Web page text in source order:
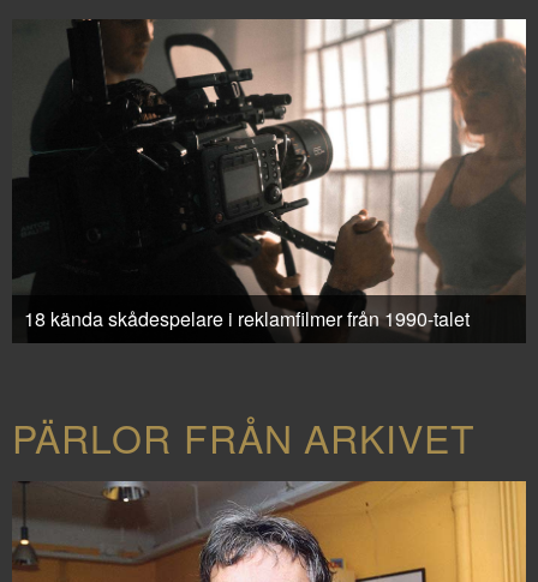
18 kända skådespelare i reklamfilmer från 1990-talet
PÄRLOR FRÅN ARKIVET